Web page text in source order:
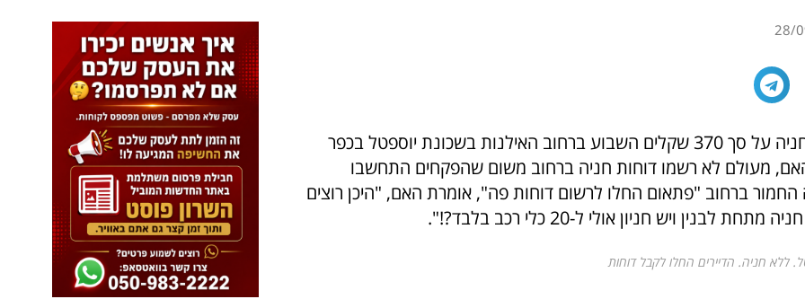
28/
חייל קיבל דוח חניה על סך 370 שקלים השבוע ברחוב האילנות בשכונת יוספטל בכפר
מעולם לא רשמו דוחות חניה ברחוב משום שהפקחים התחשבו
ברחוב "פתאום החלו לרשום דוחות פה", אומרת האם, "היכן רוצים
לבנין ויש חניון אולי ל-20 כלי רכב בלבד?!".
ללא חניה. הדיירים החלו לקבל דוחות